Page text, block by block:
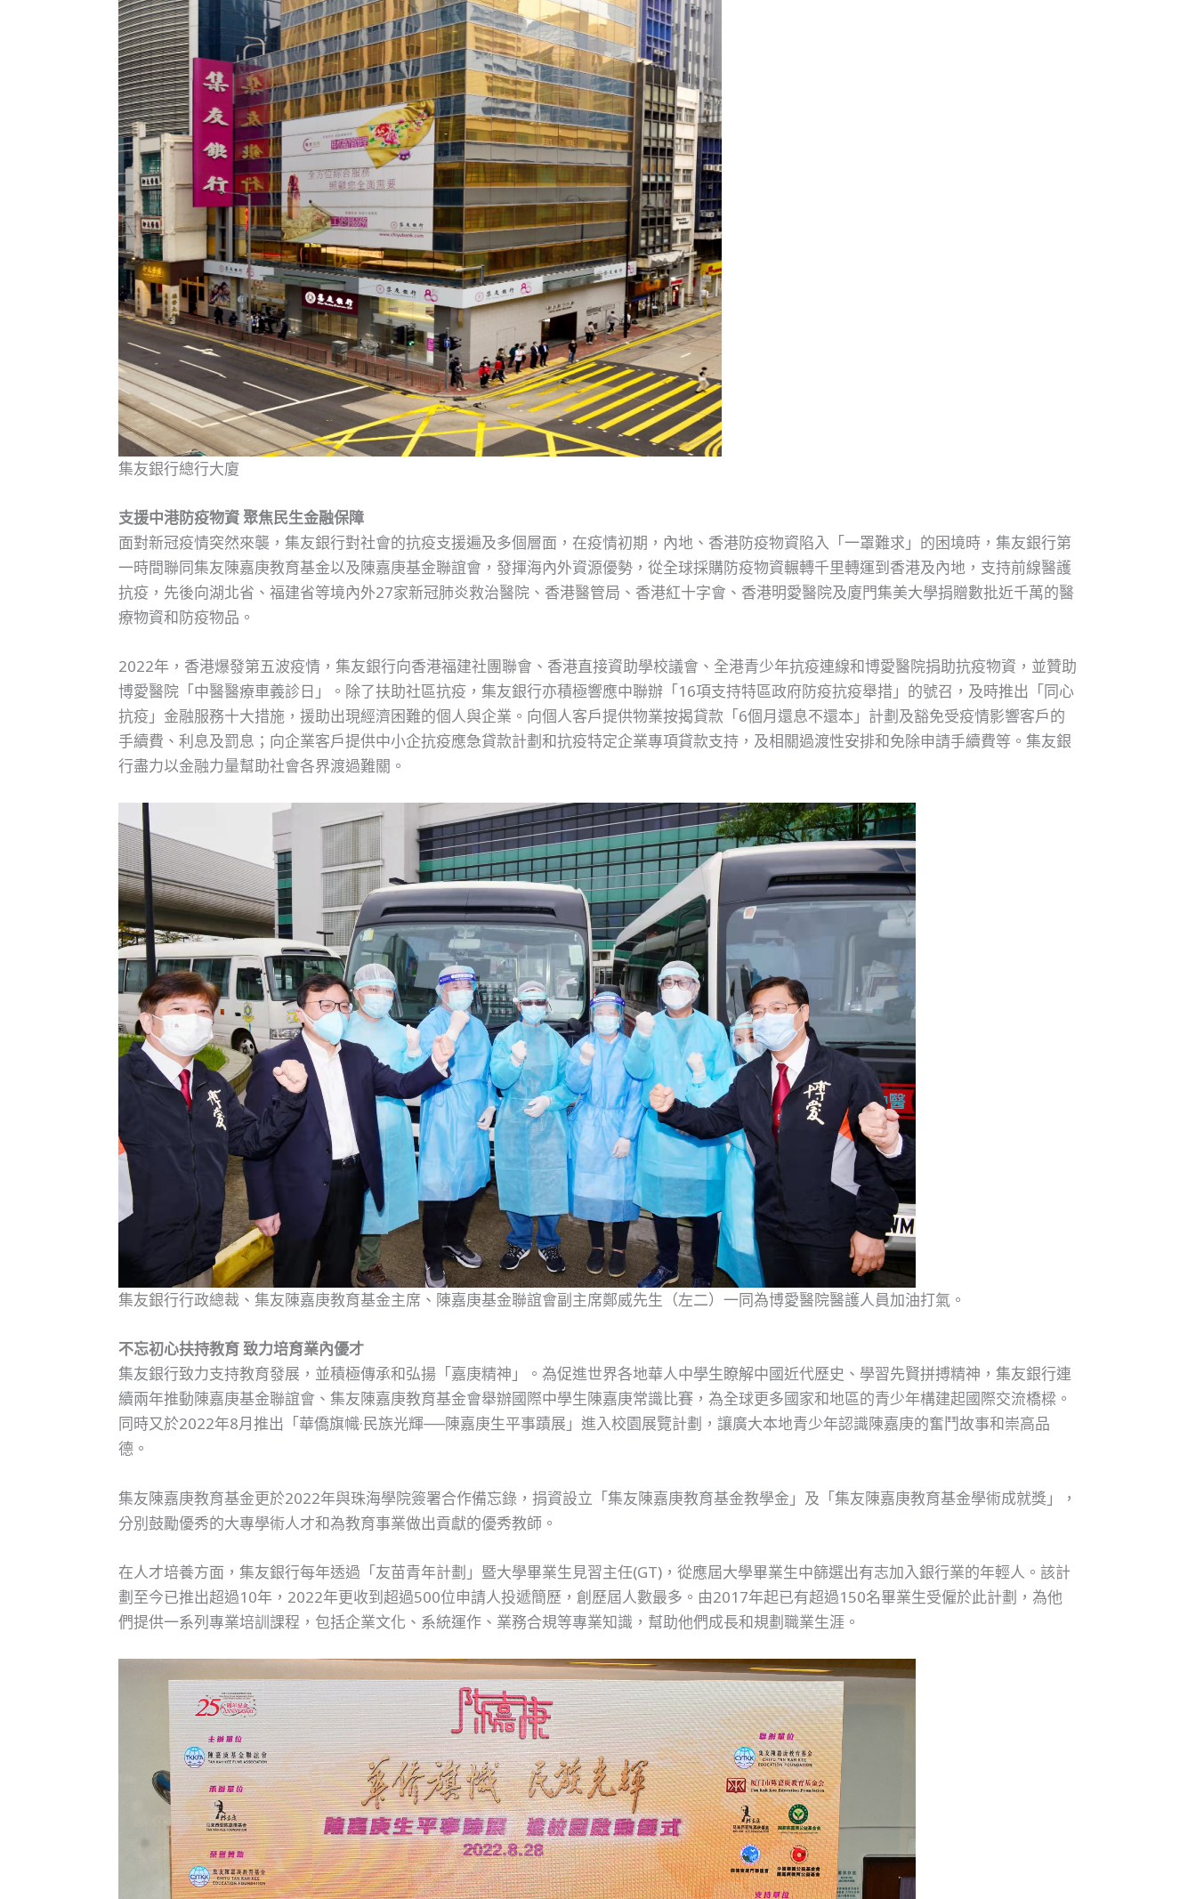
集友銀行總行大廈
支援中港防疫物資 聚焦民生金融保障
面對新冠疫情突然來襲，集友銀行對社會的抗疫支援遍及多個層面，在疫情初期，內地、香港防疫物資陷入「一罩難求」的困境時，集友銀行第
一時間聯同集友陳嘉庚教育基金以及陳嘉庚基金聯誼會，發揮海內外資源優勢，從全球採購防疫物資輾轉千里轉運到香港及內地，支持前線醫護
抗疫，先後向湖北省、福建省等境內外27家新冠肺炎救治醫院、香港醫管局、香港紅十字會、香港明愛醫院及廈門集美大學捐贈數批近千萬的醫
療物資和防疫物品。
2022年，香港爆發第五波疫情，集友銀行向香港福建社團聯會、香港直接資助學校議會、全港青少年抗疫連線和博愛醫院捐助抗疫物資，並贊助
博愛醫院「中醫醫療車義診日」。除了扶助社區抗疫，集友銀行亦積極響應中聯辦「16項支持特區政府防疫抗疫舉措」的號召，及時推出「同心
抗疫」金融服務十大措施，援助出現經濟困難的個人與企業。向個人客戶提供物業按揭貸款「6個月還息不還本」計劃及豁免受疫情影響客戶的
手續費、利息及罰息；向企業客戶提供中小企抗疫應急貸款計劃和抗疫特定企業專項貸款支持，及相關過渡性安排和免除申請手續費等。集友銀
行盡力以金融力量幫助社會各界渡過難關。
集友銀行行政總裁、集友陳嘉庚教育基金主席、陳嘉庚基金聯誼會副主席鄭威先生（左二）一同為博愛醫院醫護人員加油打氣。
不忘初心扶持教育 致力培育業內優才
集友銀行致力支持教育發展，並積極傳承和弘揚「嘉庚精神」。為促進世界各地華人中學生瞭解中國近代歷史、學習先賢拼搏精神，集友銀行連
續兩年推動陳嘉庚基金聯誼會、集友陳嘉庚教育基金會舉辦國際中學生陳嘉庚常識比賽，為全球更多國家和地區的青少年構建起國際交流橋樑。
同時又於2022年8月推出「華僑旗幟·民族光輝──陳嘉庚生平事蹟展」進入校園展覽計劃，讓廣大本地青少年認識陳嘉庚的奮鬥故事和崇高品
德。
集友陳嘉庚教育基金更於2022年與珠海學院簽署合作備忘錄，捐資設立「集友陳嘉庚教育基金教學金」及「集友陳嘉庚教育基金學術成就獎」，
分別鼓勵優秀的大專學術人才和為教育事業做出貢獻的優秀教師。
在人才培養方面，集友銀行每年透過「友苗青年計劃」暨大學畢業生見習主任(GT)，從應屆大學畢業生中篩選出有志加入銀行業的年輕人。該計
劃至今已推出超過10年，2022年更收到超過500位申請人投遞簡歷，創歷屆人數最多。由2017年起已有超過150名畢業生受僱於此計劃，為他
們提供一系列專業培訓課程，包括企業文化、系統運作、業務合規等專業知識，幫助他們成長和規劃職業生涯。